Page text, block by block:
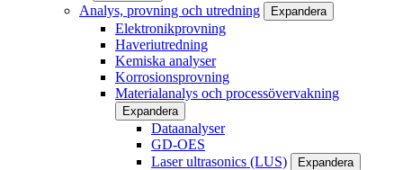
Analys, provning och utredning Expandera
Elektronikprovning
Haveriutredning
Kemiska analyser
Korrosionsprovning
Materialanalys och processövervakning
Expandera
Dataanalyser
GD-OES
Laser ultrasonics (LUS)
Expandera